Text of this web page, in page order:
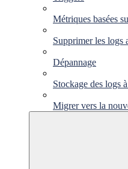
Métriques basées
Supprimer les logs
Dépannage
Stockage des logs
Migrer vers la